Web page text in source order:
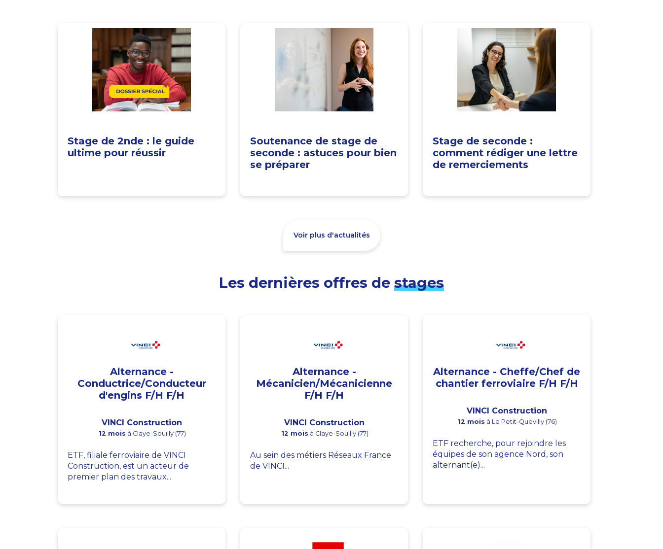
Stage de 2nde : le guide
ultime pour réussir
Soutenance de stage de
seconde : astuces pour bien
se préparer
Stage de seconde :
comment rédiger une lettre
de remerciements
Voir plus d'actualités
Les dernières offres de stages
Alternance -
Conductrice/Conducteur
d'engins F/H F/H
VINCI Construction
12 mois à Claye-Souilly (77)
ETF, filiale ferroviaire de VINCI
Construction, est un acteur de
premier plan des travaux...
Alternance -
Mécanicien/Mécanicienne
F/H F/H
VINCI Construction
12 mois à Claye-Souilly (77)
Au sein des métiers Réseaux France
de VINCI...
Alternance - Cheffe/Chef de
chantier ferroviaire F/H F/H
VINCI Construction
12 mois à Le Petit-Quevilly (76)
ETF recherche, pour rejoindre les
équipes de son agence Nord, son
alternant(e)...